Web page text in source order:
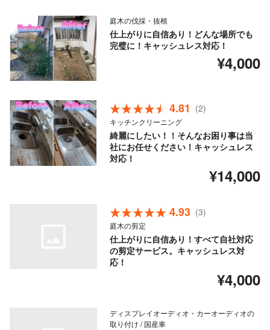
庭木の伐採・抜根
仕上がりに自信あり！どんな場所でも
完璧に！キャッシュレス対応！
¥4,000
4.81 (2)
キッチンクリーニング
綺麗にしたい！！そんなお困り事は当
社にお任せください！キャッシュレス
対応！
¥14,000
4.93 (3)
庭木の剪定
仕上がりに自信あり！すべて自社対応
の剪定サービス。キャッシュレス対
応！
¥4,000
ディスプレイオーディオ・カーオーディオの
取り付け / 国産車